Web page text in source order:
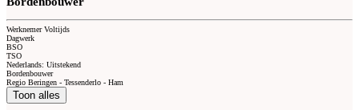
Werknemer Voltijds
Dagwerk
BSO
TSO
Nederlands: Uitstekend
Bordenbouwer
Regio Beringen - Tessenderlo - Ham
Toon alles